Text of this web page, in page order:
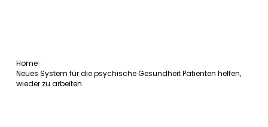
Home
Neues System für die psychische Gesundheit Patienten helfen,
wieder zu arbeiten